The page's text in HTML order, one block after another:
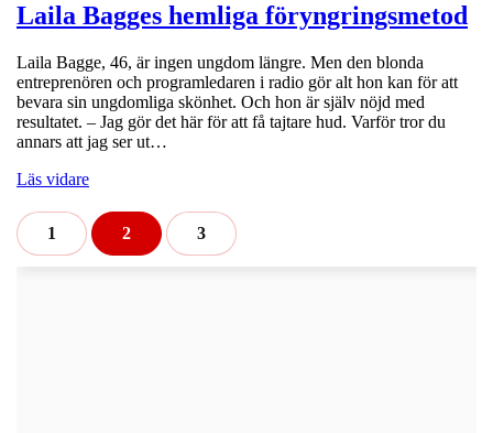
Laila Bagges hemliga föryngringsmetod
Laila Bagge, 46, är ingen ungdom längre. Men den blonda
entreprenören och programledaren i radio gör alt hon kan för att
bevara sin ungdomliga skönhet. Och hon är själv nöjd med
resultatet. – Jag gör det här för att få tajtare hud. Varför tror du
annars att jag ser ut…
Läs vidare
1 2 3